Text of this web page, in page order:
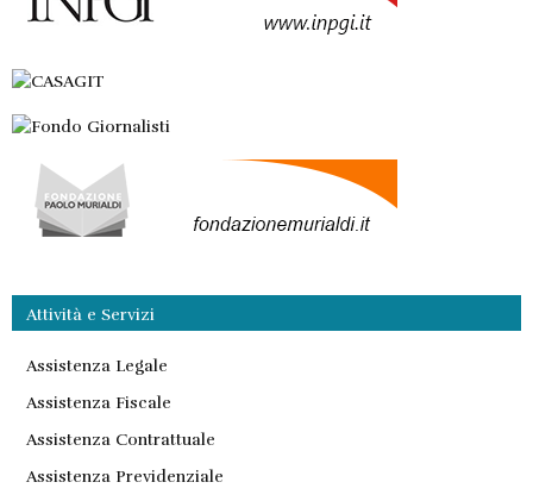
Attività e Servizi
Assistenza Legale
Assistenza Fiscale
Assistenza Contrattuale
Assistenza Previdenziale